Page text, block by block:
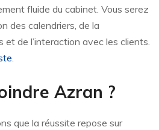
fluide du cabinet. Vous serez
des calendriers, de la
et de l’interaction avec les clients.
.
Azran ?
que la réussite repose sur